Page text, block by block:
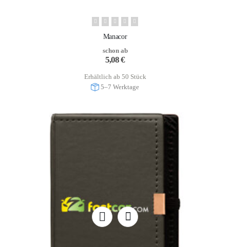
Manacor
schon ab
5,08€
Erhältlich ab 50 Stück
5–7 Werktage